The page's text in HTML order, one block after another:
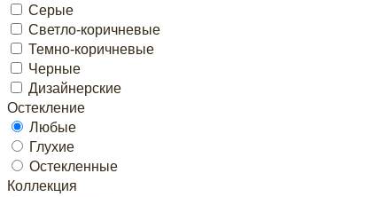
Серые
Светло-коричневые
Темно-коричневые
Черные
Дизайнерские
Остекление
Любые
Глухие
Остекленные
Коллекция